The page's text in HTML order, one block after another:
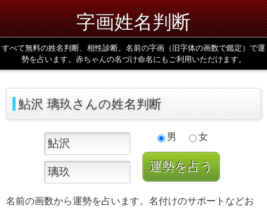
字画姓名判断
すべて無料の姓名判断、相性診断。名前の字画（旧字体の画数で鑑定）で運
勢を占います。赤ちゃんの名づけ命名にもご利用いただけます。
鮎沢 璃玖さんの姓名判断
男 女
名前の画数から運勢を占います。名付けのサポートなどお